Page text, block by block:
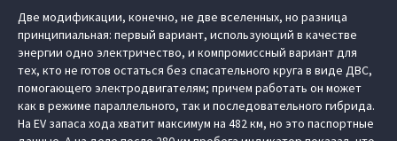
Две модификации, конечно, не две вселенных, но разница
принципиальная: первый вариант, использующий в качестве
энергии одно электричество, и компромиссный вариант для
тех, кто не готов остаться без спасательного круга в виде ДВС,
помогающего электродвигателям; причем работать он может
как в режиме параллельного, так и последовательного гибрида.
На EV запаса хода хватит максимум на 482 км, но это паспортные